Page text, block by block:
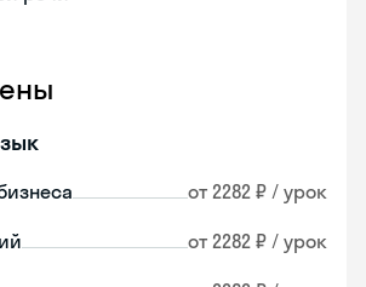
от 2282 ₽ / урок
от 2282 ₽ / урок